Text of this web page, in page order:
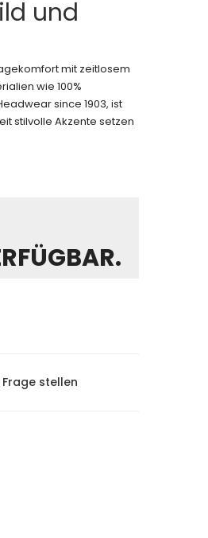
und
mit zeitlosem
wie 100%
since 1903, ist
stilvolle Akzente setzen
Frage stellen